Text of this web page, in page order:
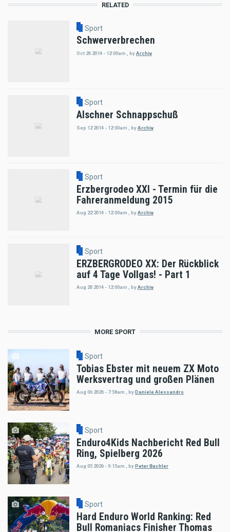
RELATED
Sport
Schwerverbrechen
Oct 26 2014 - 12:00am byArchiv
Sport
Alschner Schnappschuß
Sep 12 2014 - 12:00am byArchiv
Sport
Erzbergrodeo XXI - Termin für die
Fahreranmeldung 2015
Aug 22 2014 - 12:00am , byArchiv
Sport
ERZBERGRODEO XX: Der Rückblick
auf 4 Tage Vollgas! - Part 1
Aug 20 2014 - 12:00am byArchiv
MORE SPORT
Sport
Tobias Ebster mit neuem ZX Moto
Werksvertrag und großen Plänen
Aug 06 2026 - 7:58am , by Daniele Alessandro
Sport
Enduro4Kids Nachbericht Red Bull
Ring, Spielberg 2026
Aug 05 2026 - 9:15am , byPeter Bachler
Sport
Hard Enduro World Ranking: Red
Bull Romaniacs Finisher Thomas